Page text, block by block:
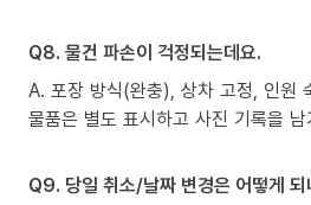
Q8. 물건 파손이 걱정되는데요.
A. 포장 방식(완충), 상차 고정, 인원
물품은 별도 표시하고 사진 기록을
Q9. 당일 취소/날짜 변경은 어떻게 되